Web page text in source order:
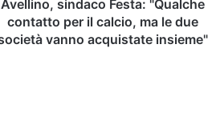
Avellino, sindaco Festa: "Qualche
contatto per il calcio, ma le due
vanno acquistate insieme"